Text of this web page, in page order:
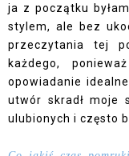
ja z początku
stylem, ale bez
przeczytania tej
każdego,
opowiadanie
utwór skradł moje
ulubionych i często